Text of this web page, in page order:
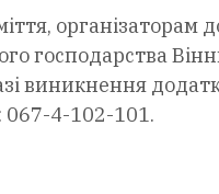
організаторам
господарства
виникнення
067-4-102-101.